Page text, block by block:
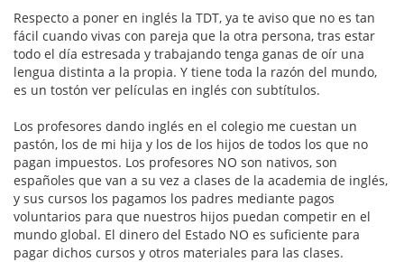
Respecto a poner en inglés la TDT, ya te aviso que no es tan
fácil cuando vivas con pareja que la otra persona, tras estar
todo el día estresada y trabajando tenga ganas de oír una
lengua distinta a la propia. Y tiene toda la razón del mundo,
es un tostón ver películas en inglés con subtítulos.
Los profesores dando inglés en el colegio me cuestan un
pastón, los de mi hija y los de los hijos de todos los que no
pagan impuestos. Los profesores NO son nativos, son
españoles que van a su vez a clases de la academia de inglés,
y sus cursos los pagamos los padres mediante pagos
voluntarios para que nuestros hijos puedan competir en el
mundo global. El dinero del Estado NO es suficiente para
pagar dichos cursos y otros materiales para las clases.